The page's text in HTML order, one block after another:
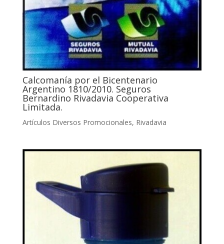
Calcomanía por el Bicentenario
Argentino 1810/2010. Seguros
Bernardino Rivadavia Cooperativa
Limitada.
Artículos Diversos Promocionales, Rivadavia